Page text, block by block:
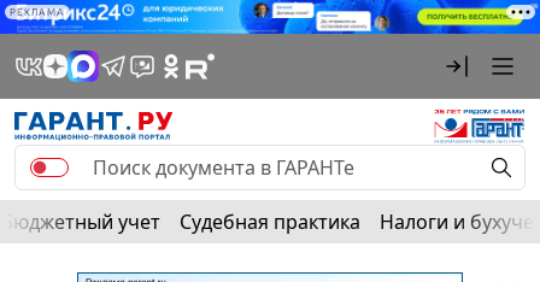
РЕКЛАМА
Бюджетный учет Судебная практика Налоги и